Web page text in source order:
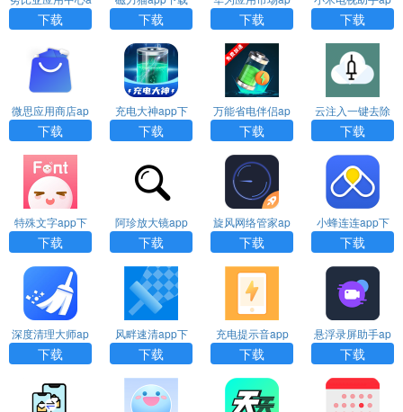
pp下载
下载 下载
p官方正版下载安
装
下载
p官方下载安装
下载
微思应用商店ap
p下载
下载
充电大神app下
载
下载
万能省电伴侣ap
p下载
下载
云注入一键去除
下载
下载
特殊文字app下
载
下载
阿珍放大镜app
下载
下载
旋风网络管家ap
p下载
下载
小蜂连连app下
载
下载
深度清理大师ap
p下载
下载
风畔速清app下
载
下载
充电提示音app
官方下载
下载
悬浮录屏助手ap
p下载
下载